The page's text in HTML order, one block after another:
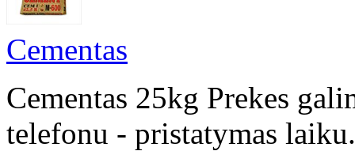
Cementas
Cementas 25kg Prekes
telefonu - pristatymas